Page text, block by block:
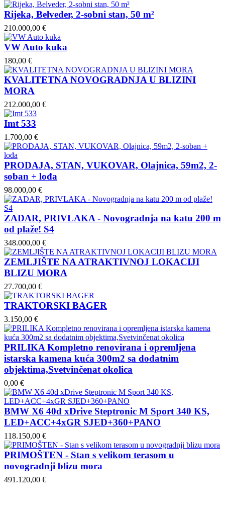
Rijeka, Belveder, 2-sobni stan, 50 m²
210.000,00 €
VW Auto kuka
180,00 €
KVALITETNA NOVOGRADNJA U BLIZINI
MORA
212.000,00 €
Imt 533
1.700,00 €
PRODAJA, STAN, VUKOVAR, Olajnica, 59m2, 2-
soban + lođa
98.000,00 €
ZADAR, PRIVLAKA - Novogradnja na katu 200 m
od plaže! S4
348.000,00 €
ZEMLJIŠTE NA ATRAKTIVNOJ LOKACIJI
BLIZU MORA
27.700,00 €
TRAKTORSKI BAGER
3.150,00 €
PRILIKA Kompletno renovirana i opremljena
istarska kamena kuća 300m2 sa dodatnim
objektima,Svetvinčenat okolica
0,00 €
BMW X6 40d xDrive Steptronic M Sport 340 KS,
LED+ACC+4xGR SJED+360+PANO
118.150,00 €
PRIMOŠTEN - Stan s velikom terasom u
novogradnji blizu mora
491.120,00 €